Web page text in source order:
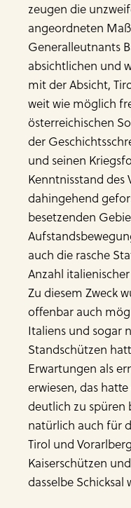
zeugen die
angeordneten
Generalleutnants
absichtlichen und
mit der Absicht,
weit wie möglich
österreichischen
der
und seinen
Kenntnisstand des
dahingehend
besetzenden
auch die rasche
Anzahl
Zu diesem Zweck
offenbar auch
Italiens und sogar
Standschützen
Erwartungen als
erwiesen, das
deutlich zu spüren
natürlich auch für
Tirol und
Kaiserschützen
dasselbe Schicksal